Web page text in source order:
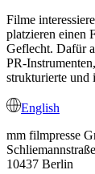
Filme
platzieren einen
Geflecht. Dafür
PR-
strukturierte und
English
mm filmpresse
10437 Berlin